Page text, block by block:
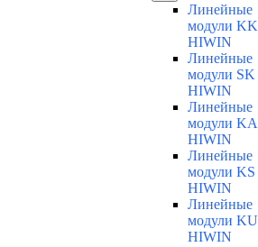
Линейные
модули KK
HIWIN
Линейные
модули SK
HIWIN
Линейные
модули KA
HIWIN
Линейные
модули KS
HIWIN
Линейные
модули KU
HIWIN